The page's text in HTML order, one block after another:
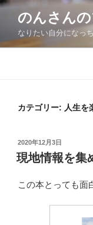
コ
ン
のんさんの
なりたい自分になっ
カテゴリー: 人生を
投
稿
日:
2020年12月3日
現地情報を集
この本とっても面